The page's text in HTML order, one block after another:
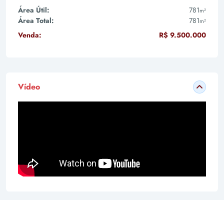
Área Útil:
781m²
Área Total: 781m²
Venda: R$ 9.500.000
Vídeo